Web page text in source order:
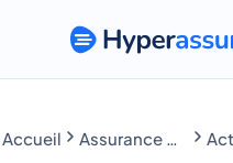
Accueil